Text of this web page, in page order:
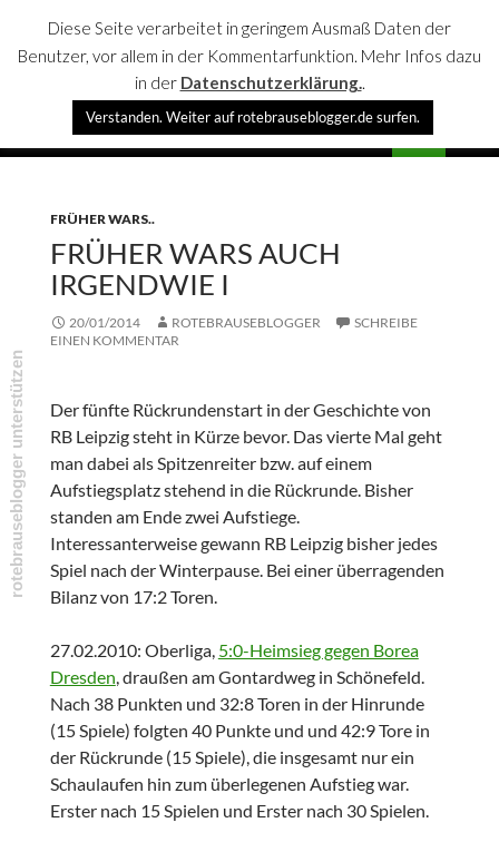
rotebrauseblogger
SPRINGE
FRÜHER WARS..
FRÜHER WARS AUCH
IRGENDWIE I
20/01/2014 ROTEBRAUSEBLOGGER
SCHREIBE
EINEN KOMMENTAR
Der fünfte Rückrundenstart in der Geschichte von
RB Leipzig steht in Kürze bevor. Das vierte Mal geht
man dabei als Spitzenreiter bzw. auf einem
Aufstiegsplatz stehend in die Rückrunde. Bisher
standen am Ende zwei Aufstiege.
Interessanterweise gewann RB Leipzig bisher jedes
Spiel nach der Winterpause. Bei einer überragenden
Bilanz von 17:2 Toren.
27.02.2010: Oberliga, 5:0-Heimsieg gegen Borea
Dresden, draußen am Gontardweg in Schönefeld.
Nach 38 Punkten und 32:8 Toren in der Hinrunde
(15 Spiele) folgten 40 Punkte und und 42:9 Tore in
der Rückrunde (15 Spiele), die insgesamt nur ein
Schaulaufen hin zum überlegenen Aufstieg war.
Erster nach 15 Spielen und Erster nach 30 Spielen.
Diese Seite verarbeitet in geringem Ausmaß Daten der
Benutzer, vor allem in der Kommentarfunktion. Mehr Infos dazu
in der Datenschutzerklärung..
Verstanden. Weiter auf rotebrauseblogger.de surfen.
rotebrauseblogger unterstützen